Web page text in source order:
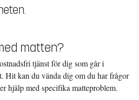
matten?
tjänst för dig som går i
Hit kan du vända dig om du har frågor
hjälp med specifika matteproblem.